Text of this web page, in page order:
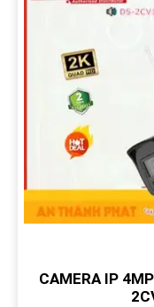
CAMERA IP